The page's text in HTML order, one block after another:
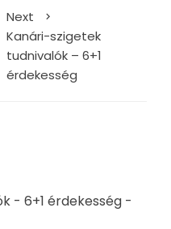
Next
Kanári-szigetek
tudnivalók – 6+1
érdekesség
- 6+1 érdekesség -